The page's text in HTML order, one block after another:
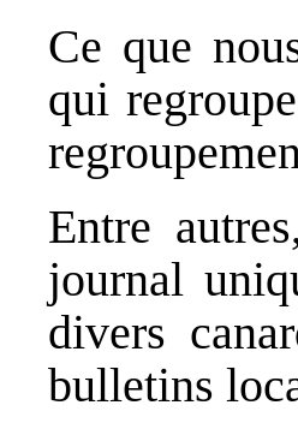
Ce que
qui
Entre
journal
divers
bulletins